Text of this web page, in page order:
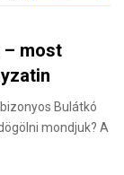
– most
Bulátkó
mondjuk? A